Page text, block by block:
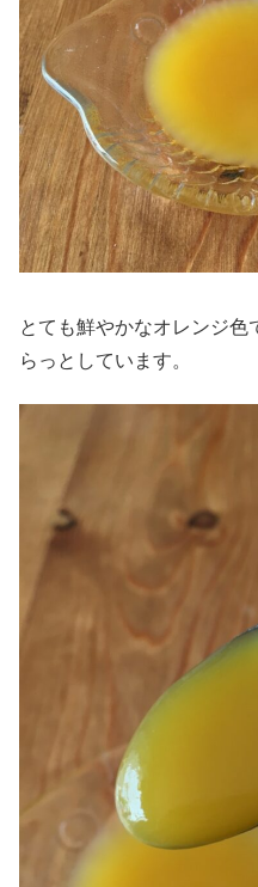
とても鮮やかなオレンジ色
らっとしています。